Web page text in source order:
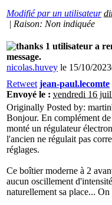
Modifié par un utilisateur
| Raison: Non indiquée
1 utilisateur a
message.
nicolas.huvey le 15/10/
Retweet jean-paul.lecomte
Envoyé le : vendredi 16
Originally Posted by:
Bonjour. En complément
monté un régulateur
l'ancien ne régulait pas
réglages.
Ce boîtier moderne à 2
aucun oscillement
naturellement sa place...